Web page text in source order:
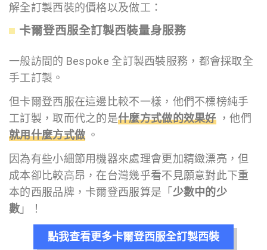
解全訂製西裝的價格以及做工：
卡爾登西服全訂製西裝量身服務
一般訪間的 Bespoke 全訂製西裝服務，都會採取全
手工訂製。
但卡爾登西服在這邊比較不一樣，他們不標榜純手
工訂製，取而代之的是什麼方式做的效果好，他們
就用什麼方式做 。
因為有些小細節用機器來處理會更加精緻漂亮，但
成本卻比較高昂，在台灣幾乎看不見願意對此下重
本的西服品牌，卡爾登西服算是「 少數中的少
數 」！
點我查看更多卡爾登西服全訂製西裝